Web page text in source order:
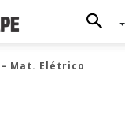
Mat. Elétrico